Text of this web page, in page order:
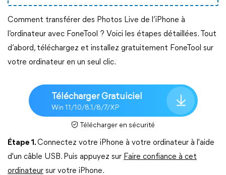
Comment transférer des Photos Live de l’iPhone à
l’ordinateur avec FoneTool ? Voici les étapes détaillées. Tout
d’abord, téléchargez et installez gratuitement FoneTool sur
votre ordinateur en un seul clic.
Télécharger Gratuiciel
Win 11/10/8.1/8/7/XP
Télécharger en sécurité
Étape 1.Connectez votre iPhone à votre ordinateur à l'aide
d'un câble USB. Puis appuyez sur Faire confiance à cet
ordinateur sur votre iPhone.